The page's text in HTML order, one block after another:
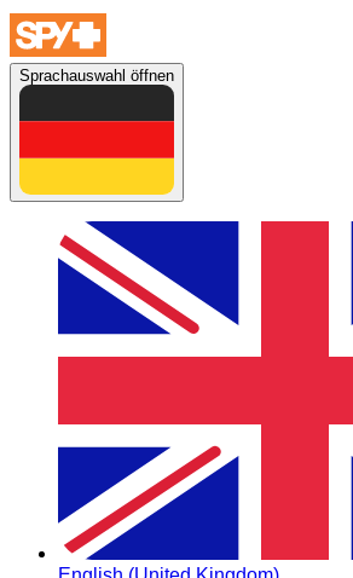
Sprachauswahl öffnen